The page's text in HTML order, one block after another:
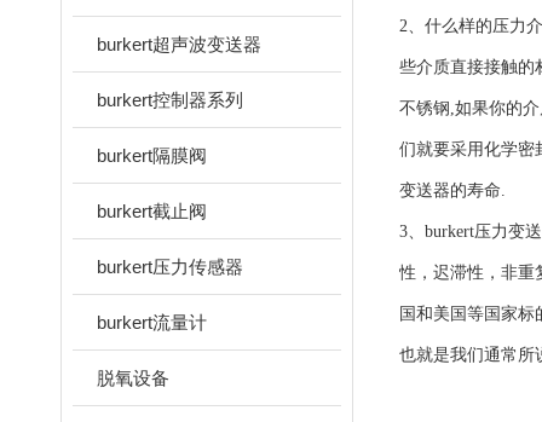
burkert超声波变送器
burkert控制器系列
burkert隔膜阀
burkert截止阀
burkert压力传感器
burkert流量计
脱氧设备
2、什么样的压力
些介质直接接触的
不锈钢,如果你的
们就要采用化学密
变送器的寿命.
3、burkert压力变
性，迟滞性，非重
国和美国等国家
也就是我们通常所